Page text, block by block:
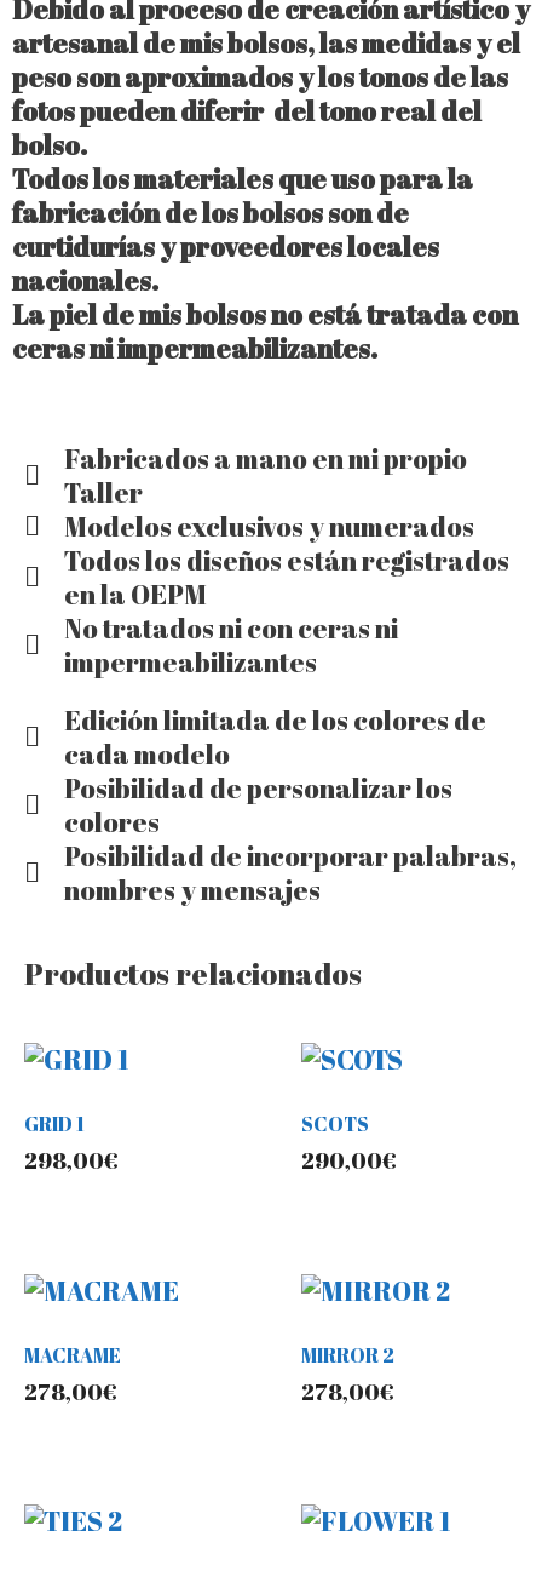
Debido al proceso de creación artístico y
artesanal de mis bolsos, las medidas y el
peso son aproximados y los tonos de las
fotos pueden diferir del tono real del
bolso.
Todos los materiales que uso para la
fabricación de los bolsos son de
curtidurías y proveedores locales
nacionales.
La piel de mis bolsos no está tratada con
ceras ni impermeabilizantes.
Fabricados a mano en mi propio
Taller
Modelos exclusivos y numerados
Todos los diseños están registrados
en la OEPM
No tratados ni con ceras ni
impermeabilizantes
Edición limitada de los colores de
cada modelo
Posibilidad de personalizar los
colores
Posibilidad de incorporar palabras,
nombres y mensajes
Productos relacionados
GRID 1
298,00€
SCOTS
290,00€
MACRAME
278,00€
MIRROR 2
278,00€